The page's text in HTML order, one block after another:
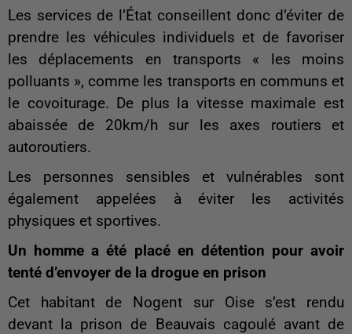
Les services de l’État conseillent donc d’éviter de
prendre les véhicules individuels et de favoriser
les déplacements en transports « les moins
polluants », comme les transports en communs et
le covoiturage. De plus la vitesse maximale est
abaissée de 20km/h sur les axes routiers et
autoroutiers.
Les personnes sensibles et vulnérables sont
également appelées à éviter les activités
physiques et sportives.
Un homme a été placé en détention pour avoir
tenté d’envoyer de la drogue en prison
Cet habitant de Nogent sur Oise s’est rendu
devant la prison de Beauvais cagoulé avant de